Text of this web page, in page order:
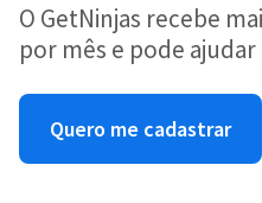
O GetNinjas recebe
por mês e pode
Quero me cadastrar